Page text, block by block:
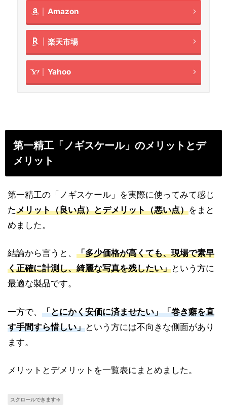
Amazon
楽天市場
Yahoo
第一精工「ノギスケール」のメリットとデ
メリット
第一精工の「ノギスケール」を実際に使ってみて感じ
たメリット（良い点）とデメリット（悪い点）をまと
めました。
結論から言うと、 「多少価格が高くても、現場で素早
く正確に計測し、綺麗な写真を残したい」という方に
最適な製品です。
一方で、 「とにかく安価に済ませたい」「巻き癖を直
す手間すら惜しい」という方には不向きな側面があり
ます。
メリットとデメリットを一覧表にまとめました。